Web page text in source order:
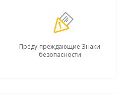
Преду-преждающие Знаки
безопасности